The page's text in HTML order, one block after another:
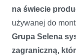
na świecie
używanej do
Grupa Selena
zagraniczną,